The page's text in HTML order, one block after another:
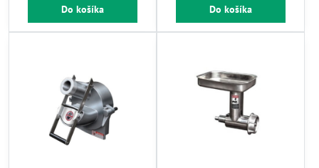
Do košíka Do košíka